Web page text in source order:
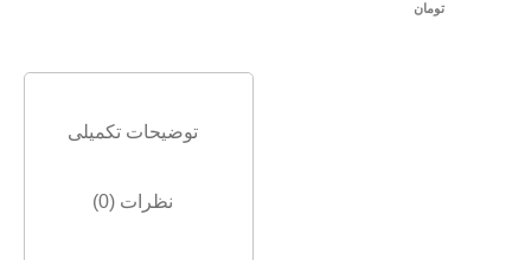
تومان
توضیحات تکمیلی
نظرات (0)